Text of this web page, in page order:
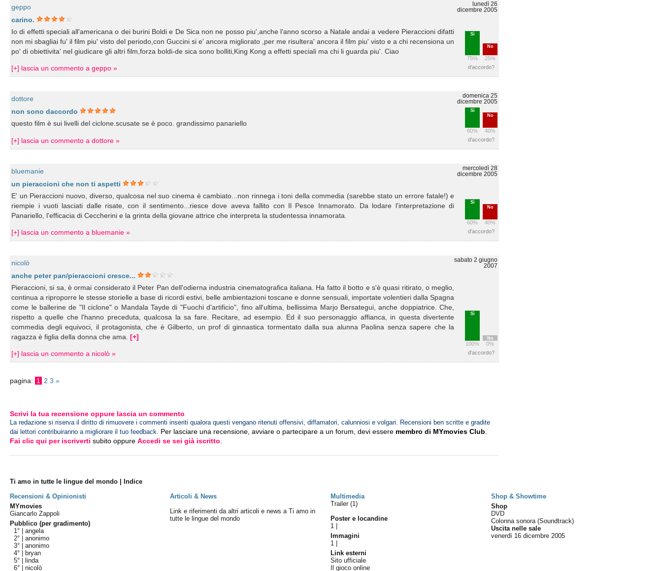
geppo
lunedì 26
dicembre 2005
carino.
Sì
75%
No
25%
Io di effetti speciali all'americana o dei burini Boldi e De Sica non ne posso piu',anche l'anno scorso a Natale andai a vedere Pieraccioni difatti
non mi sbagliai fu' il film piu' visto del periodo,con Guccini si e' ancora migliorato ,per me risultera' ancora il film piu' visto e a chi recensiona un
po' di obiettivita' nel giudicare gli altri film,forza boldi-de sica sono bolliti,King Kong a effetti speciali ma chi li guarda piu'. Ciao
[+] lascia un commento a geppo » d'accordo?
dottore
domenica 25
dicembre 2005
non sono daccordo Sì
60%
No
40%
questo film è sui livelli del ciclone.scusate se è poco. grandissimo panariello
[+] lascia un commento a dottore » d'accordo?
bluemanie
mercoledì 28
dicembre 2005
un pieraccioni che non ti aspetti
Sì
60%
No
40%
E' un Pieraccioni nuovo, diverso, qualcosa nel suo cinema è cambiato...non rinnega i toni della commedia (sarebbe stato un errore fatale!) e
riempie i vuoti lasciati dalle risate, con il sentimento...riesce dove aveva fallito con Il Pesce Innamorato. Da lodare l'interpretazione di
Panariello, l'efficacia di Ceccherini e la grinta della giovane attrice che interpreta la studentessa innamorata.
[+] lascia un commento a bluemanie » d'accordo?
nicolò
sabato 2 giugno
2007
anche peter pan/pieraccioni cresce...
Sì
100%
No
0%
Pieraccioni, si sa, è ormai considerato il Peter Pan dell'odierna industria cinematografica italiana. Ha fatto il botto e s'è quasi ritirato, o meglio,
continua a riproporre le stesse storielle a base di ricordi estivi, belle ambientazioni toscane e donne sensuali, importate volentieri dalla Spagna
come le ballerine de "Il ciclone" o Mandala Tayde di "Fuochi d'artificio", fino all'ultima, bellissima Marjo Bersategui, anche doppiatrice. Che,
rispetto a quelle che l'hanno preceduta, qualcosa la sa fare. Recitare, ad esempio. Ed il suo personaggio affianca, in questa divertente
commedia degli equivoci, il protagonista, che è Gilberto, un prof di ginnastica tormentato dalla sua alunna Paolina senza sapere che la
ragazza è figlia della donna che ama.[+]
[+] lascia un commento a nicolò » d'accordo?
pagina: 1 2 3 »
Scrivi la tua recensione oppure lascia un commento
La redazione si riserva il diritto di rimuovere i commenti inseriti qualora questi vengano ritenuti offensivi, diffamatori, calunniosi e volgari. Recensioni ben scritte e gradite
dai lettori contribuiranno a migliorare il tuo feedback. Per lasciare una recensione, avviare o partecipare a un forum, devi essere membro di MYmovies Club
Fai clic qui per iscriverti subito oppureAccedi se sei già iscritto
Ti amo in tutte le lingue del mondo | Indice
Recensioni & Opinionisti
Articoli & News Multimedia
Shop & Showtime
MYmovies
Giancarlo Zappoli
Pubblico (per gradimento)
1° |angela
2° |anonimo
3° |anonimo
4° |
bryan
5° |
linda
6° |nicolò
Link e riferimenti da altri articoli e news a Ti amo in
tutte le lingue del mondo
Trailer (1)
Poster e locandine
1
Immagini
1
Link esterni
Sito ufficiale
Il gioco online
Shop
DVD
Colonna sonora (Soundtrack)
Uscita nelle sale
venerdì 16 dicembre 2005